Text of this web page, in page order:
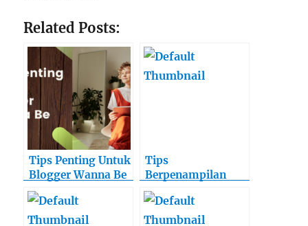
Related Posts:
Tips Penting Untuk
Blogger Wanna Be
Tips
Berpenampilan
Maksimal Tanpa
Menguras Kantong
Saat Lebaran